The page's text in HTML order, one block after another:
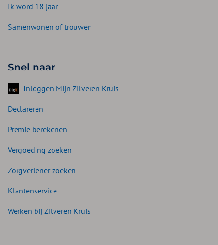
Ik word 18 jaar
Samenwonen of trouwen
Snel naar
Inloggen Mijn Zilveren Kruis
Declareren
Premie berekenen
Vergoeding zoeken
Zorgverlener zoeken
Klantenservice
Werken bij Zilveren Kruis